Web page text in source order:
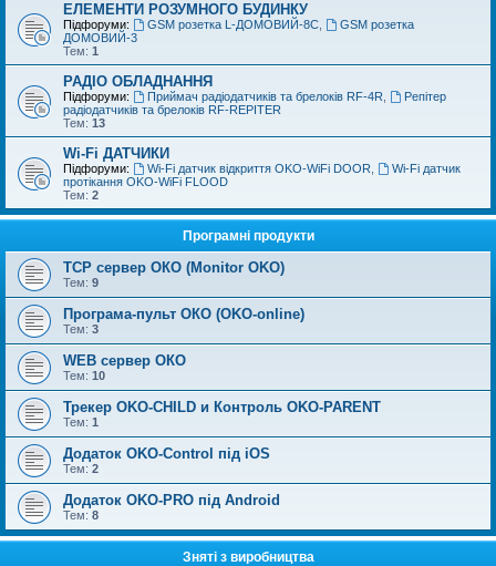
ЕЛЕМЕНТИ РОЗУМНОГО БУДИНКУ
Підфоруми: GSM розетка L-ДОМОВИЙ-8С,
GSM розетка
ДОМОВИЙ-3
Тем: 1
РАДІО ОБЛАДНАННЯ
Підфоруми: Приймач радіодатчиків та брелоків RF-4R
Репітер
радіодатчиків та брелоків RF-REPITER
Тем: 13
Wi-Fi ДАТЧИКИ
Підфоруми: Wi-Fi датчик відкриття OKO-WiFi DOOR
Wi-Fi датчик
протікання OKO-WiFi FLOOD
Тем: 2
Програмні продукти
TCP сервер ОКО (Monitor OKO)
Тем: 9
Програма-пульт ОКО (OKO-online)
Тем: 3
WEB сервер ОКО
Тем: 10
Трекер OKO-CHILD и Контроль OKO-PARENT
Тем: 1
Додаток OKO-Control під iOS
Тем: 2
Додаток OKO-PRO під Android
Тем: 8
Зняті з виробництва